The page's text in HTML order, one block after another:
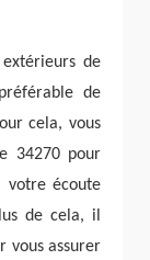
de
de
cela, vous
34270 pour
votre écoute
de cela, il
vous assurer